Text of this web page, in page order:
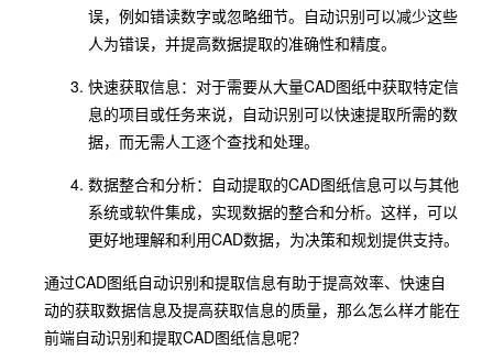
误，例如错读数字或忽略细节。自动识别可以减少这些
人为错误，并提高数据提取的准确性和精度。
快速获取信息：对于需要从大量CAD图纸中获取特定信
息的项目或任务来说，自动识别可以快速提取所需的数
据，而无需人工逐个查找和处理。
数据整合和分析：自动提取的CAD图纸信息可以与其他
系统或软件集成，实现数据的整合和分析。这样，可以
更好地理解和利用CAD数据，为决策和规划提供支持。
通过CAD图纸自动识别和提取信息有助于提高效率、快速自
动的获取数据信息及提高获取信息的质量，那么怎么样才能在
前端自动识别和提取CAD图纸信息呢？